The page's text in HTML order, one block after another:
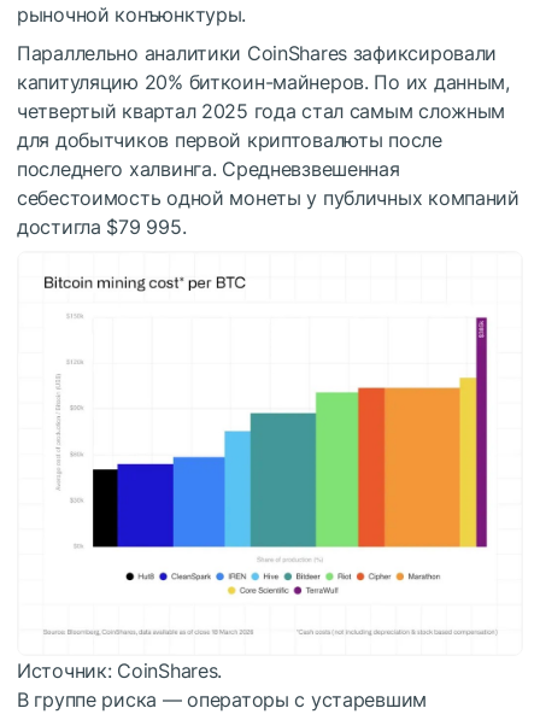
рыночной конъюнктуры.
Параллельно аналитики CoinShares зафиксировали
капитуляцию 20% биткоин-майнеров. По их данным,
четвертый квартал 2025 года стал самым сложным
для добытчиков первой криптовалюты после
последнего халвинга. Средневзвешенная
себестоимость одной монеты у публичных компаний
достигла $79 995.
Источник: CoinShares.
В группе риска — операторы с устаревшим